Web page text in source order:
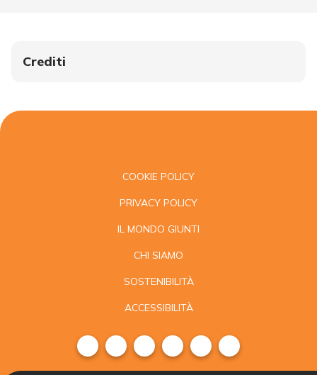
Crediti
COOKIE POLICY
PRIVACY POLICY
IL MONDO GIUNTI
CHI SIAMO
SOSTENIBILITÀ
ACCESSIBILITÀ